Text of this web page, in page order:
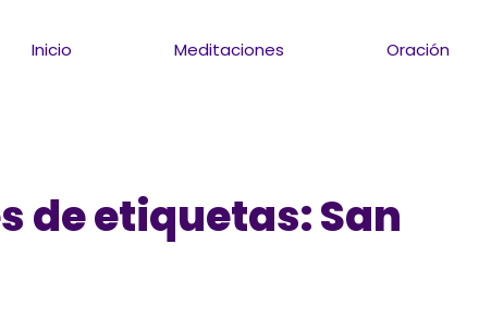
Inicio Meditaciones Oración
de etiquetas: San